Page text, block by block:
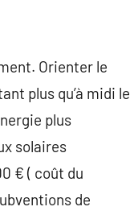
Orienter le
plus qu’à midi le
plus
solaires
€ ( coût du
de